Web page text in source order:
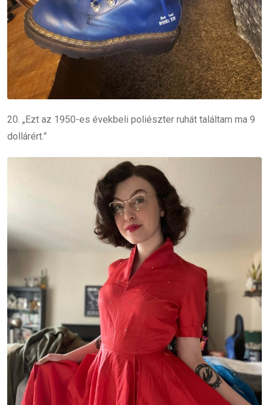
20. „Ezt az 1950-es évekbeli poliészter ruhát találtam ma 9
dollárért.”